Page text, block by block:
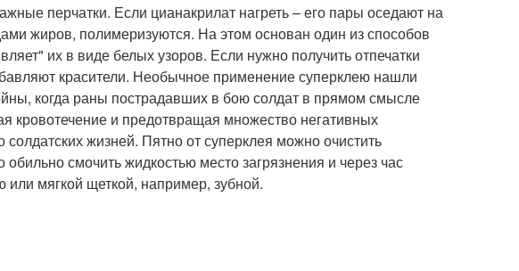
перчатки. Если цианакрилат нагреть – его пары оседают на
жиров, полимеризуются. На этом основан один из способов
их в виде белых узоров. Если нужно получить отпечатки
красители. Необычное применение суперклею нашли
когда раны пострадавших в бою солдат в прямом смысле
кровотечение и предотвращая множество негативных
жизней. Пятно от суперклея можно очистить
смочить жидкостью место загрязнения и через час
или мягкой щеткой, например, зубной.